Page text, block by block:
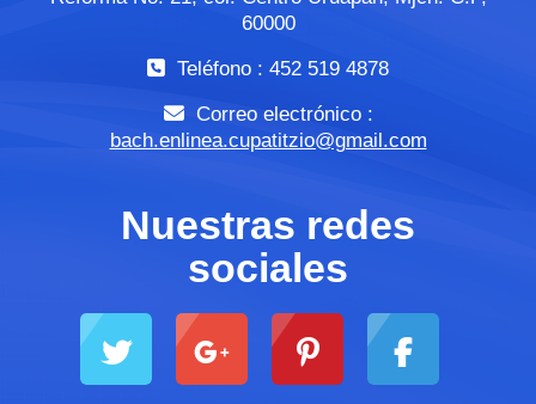
60000
Teléfono : 452 519 4878
Correo electrónico :
bach.enlinea.cupatitzio@gmail.com
Nuestras redes
sociales